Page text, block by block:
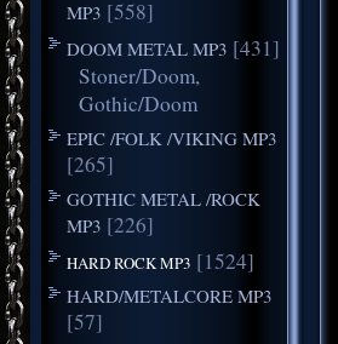
MP3 [558]
DOOM METAL MP3 [431]
Stoner/Doom,
Gothic/Doom
EPIC /FOLK /VIKING MP3
[265]
GOTHIC METAL /ROCK
MP3 [226]
HARD ROCK MP3 [1524]
HARD/METALCORE MP3
[57]